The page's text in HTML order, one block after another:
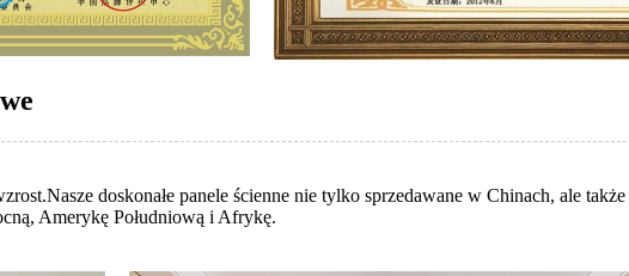
doskonałe panele ścienne nie tylko sprzedawane w Chinach, ale
Amerykę Południową i Afrykę.